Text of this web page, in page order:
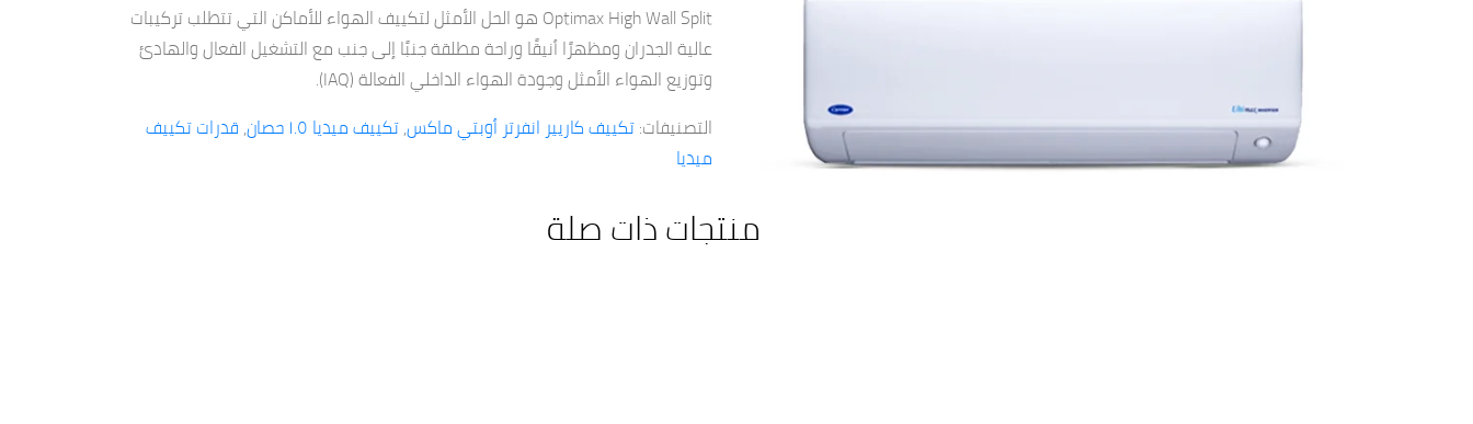
Optimax High Wall Split هو الحل الأمثل لتكييف الهواء للأماكن التي تتطلب تركيبات
عالية الجدران ومظهرًا أنيقًا وراحة مطلقة جنبًا إلى جنب مع التشغيل الفعال والهادئ
وتوزيع الهواء الأمثل وجودة الهواء الداخلي الفعالة (IAQ).
التصنيفات:تكييف كاريير انفرتر أوبتي ماكس,تكييف ميديا ١.٥ حصان ,قدرات تكييف
ميديا
منتجات ذات صلة